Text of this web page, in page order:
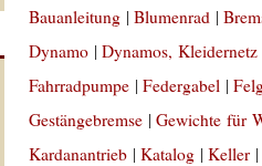
Bauanleitung |Blumenrad |
Dynamo |Dynamos, Kleidernetz
Fahrradpumpe |Federgabel |
Gestängebremse |Gewichte für
Kardanantrieb |Katalog |Keller